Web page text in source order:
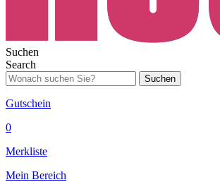
Suchen
Search
Suchen
Gutschein
0
Merkliste
Mein Bereich